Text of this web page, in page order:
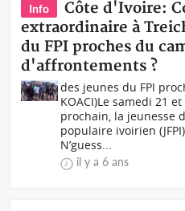
Info
Côte d'Ivoire:
extraordinaire à
du FPI proches du
d'affrontements ?
des jeunes du FPI
KOACI)Le samedi 21
prochain, la jeunesse
populaire ivoirien
N’guess...
il y a 6 ans